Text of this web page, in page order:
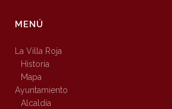
MENÚ
La Villa Roja
Historia
Mapa
Ayuntamiento
Alcaldía